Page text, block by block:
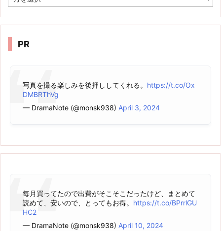
ー
イ
PR
写真を撮る楽しみを後押ししてくれる。 https://t.co/Ox
DMBRThVg
— DramaNote (@monsk938) April 3, 2024
毎月買ってたので出費がそこそこだったけど、まとめて
読めて、安いので、とってもお得。 https://t.co/BPrrlGU
HC2
— DramaNote (@monsk938) April 10, 2024